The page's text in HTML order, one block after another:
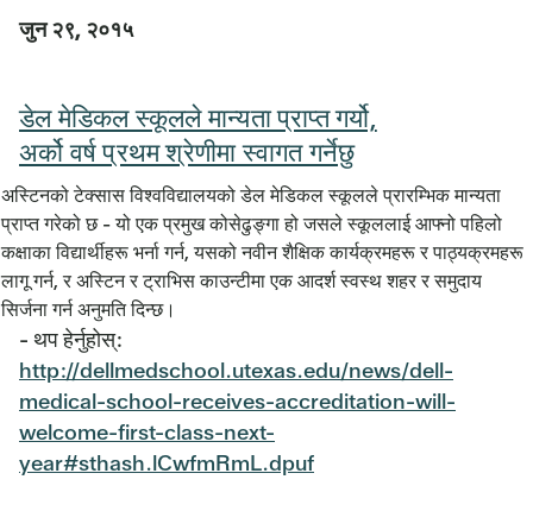
जुन २९, २०१५
डेल मेडिकल स्कूलले मान्यता प्राप्त गर्यो,
अर्को वर्ष प्रथम श्रेणीमा स्वागत गर्नेछु
अस्टिनको टेक्सास विश्वविद्यालयको डेल मेडिकल स्कूलले प्रारम्भिक मान्यता
प्राप्त गरेको छ - यो एक प्रमुख कोसेढुङ्गा हो जसले स्कूललाई आफ्नो पहिलो
कक्षाका विद्यार्थीहरू भर्ना गर्न, यसको नवीन शैक्षिक कार्यक्रमहरू र पाठ्यक्रमहरू
लागू गर्न, र अस्टिन र ट्राभिस काउन्टीमा एक आदर्श स्वस्थ शहर र समुदाय
सिर्जना गर्न अनुमति दिन्छ।
- थप हेर्नुहोस्:
http://dellmedschool.utexas.edu/news/dell-
medical-school-receives-accreditation-will-
welcome-first-class-next-
year#sthash.lCwfmRmL.dpuf